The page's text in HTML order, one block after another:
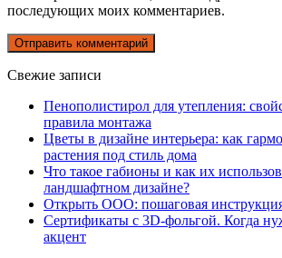
последующих моих комментариев.
Свежие записи
Пенополистирол для утепления:
правила монтажа
Цветы в дизайне интерьера: как
растения под стиль дома
Что такое габионы и как их
ландшафтном дизайне?
Открыть ООО: пошаговая
Сертификаты с 3D-фольгой. Когда
акцент